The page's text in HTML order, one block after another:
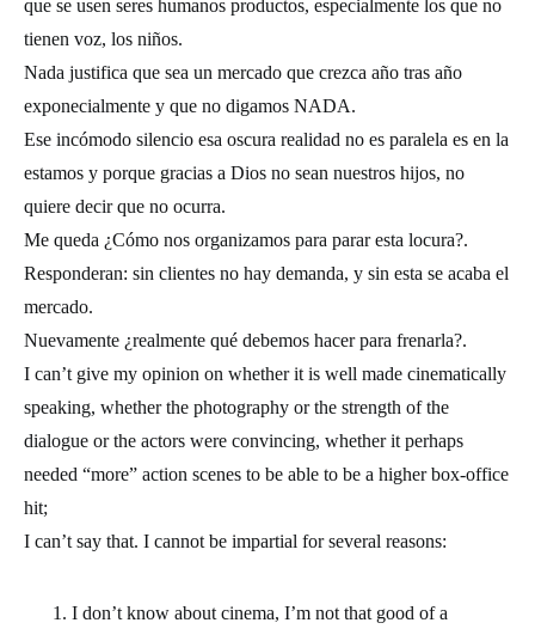
que se usen seres humanos productos, especialmente los que no
tienen voz, los niños.
Nada justifica que sea un mercado que crezca año tras año
exponecialmente y que no digamos NADA.
Ese incómodo silencio esa oscura realidad no es paralela es en la
estamos y porque gracias a Dios no sean nuestros hijos, no
quiere decir que no ocurra.
Me queda ¿Cómo nos organizamos para parar esta locura?.
Responderan: sin clientes no hay demanda, y sin esta se acaba el
mercado.
Nuevamente ¿realmente qué debemos hacer para frenarla?.
I can’t give my opinion on whether it is well made cinematically
speaking, whether the photography or the strength of the
dialogue or the actors were convincing, whether it perhaps
needed “more” action scenes to be able to be a higher box-office
hit;
I can’t say that. I cannot be impartial for several reasons:
I don’t know about cinema, I’m not that good of a